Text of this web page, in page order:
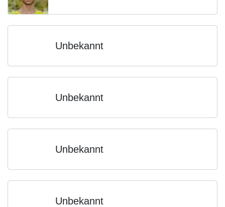
Unbekannt
Unbekannt
Unbekannt
Unbekannt